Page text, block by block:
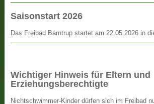
Saisonstart 2026
Das Freibad Barntrup startet am 22.05.2026 in
Wichtiger Hinweis für Eltern und
Erziehungsberechtigte
Nichtschwimmer-Kinder dürfen sich im Freibad